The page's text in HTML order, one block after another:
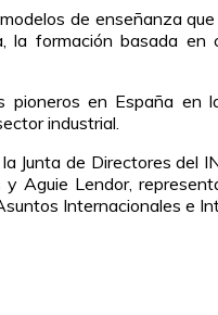
de enseñanza
formación basada
en España
industrial.
de Directores del
Aguie Lendor,
Internacionales e